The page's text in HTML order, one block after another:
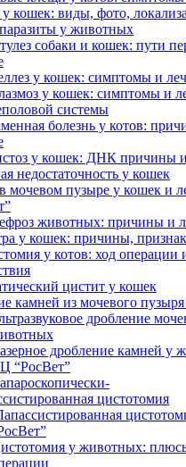
кошек: виды, фото,
у животных
собаки и кошек: пути
у кошек: симптомы и
у кошек: симптомы и
системы
болезнь у котов:
у кошек: ДНК причины
недостаточность у кошек
мочевом пузыре у кошек и
животных: причины и
у кошек: причины,
у котов: ход операции
цистит у кошек
камней из мочевого
дробление
дробление камней у
“РосВет”
цистотомия
у животных: